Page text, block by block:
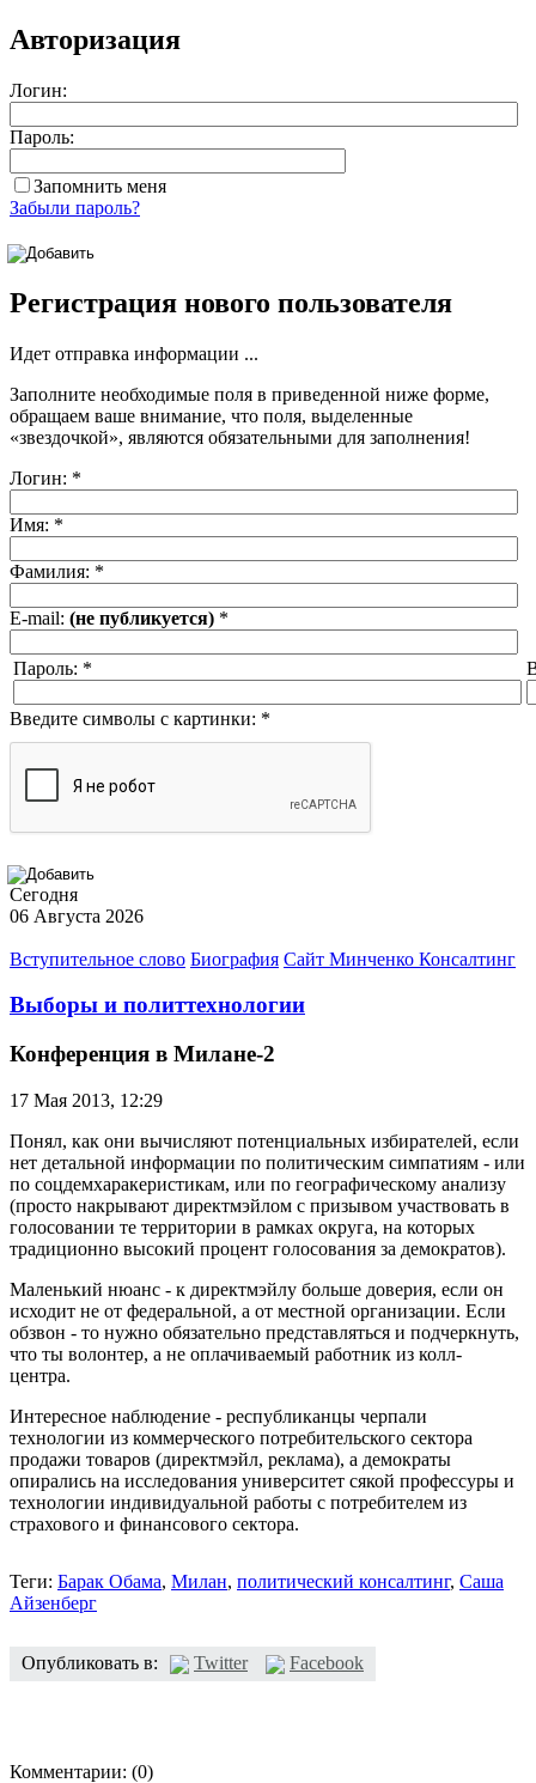
Авторизация
Логин:
Пароль:
Запомнить меня
Забыли пароль?
Регистрация нового пользователя
Идет отправка информации ...
Заполните необходимые поля в приведенной ниже форме,
обращаем ваше внимание, что поля, выделенные
«звездочкой», являются обязательными для заполнения!
Логин: *
Имя: *
Фамилия: *
E-mail: (не публикуется) *
Пароль: *
Введите символы с картинки: *
Сегодня
06 Августа 2026
Вступительное слово Биография Сайт Минченко Консалтинг
Выборы и политтехнологии
Конференция в Милане-2
17 Мая 2013, 12:29
Понял, как они вычисляют потенциальных избирателей, если
нет детальной информации по политическим симпатиям - или
по соцдемхаракеристикам, или по географическому анализу
(просто накрывают директмэйлом с призывом участвовать в
голосовании те территории в рамках округа, на которых
традиционно высокий процент голосования за демократов).
Маленький нюанс - к директмэйлу больше доверия, если он
исходит не от федеральной, а от местной организации. Если
обзвон - то нужно обязательно представляться и подчеркнуть,
что ты волонтер, а не оплачиваемый работник из колл-
центра.
Интересное наблюдение - республиканцы черпали
технологии из коммерческого потребительского сектора
продажи товаров (директмэйл, реклама), а демократы
опирались на исследования университет сякой профессуры и
технологии индивидуальной работы с потребителем из
страхового и финансового сектора.
Теги: Барак Обама, Милан, политический консалтинг, Саша
Айзенберг
Опубликовать в: Twitter Facebook
Комментарии: (0)